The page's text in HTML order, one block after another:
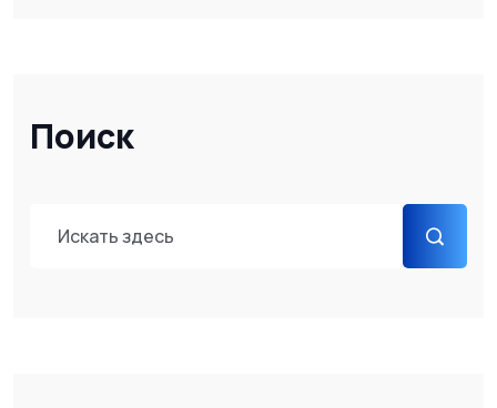
Поиск